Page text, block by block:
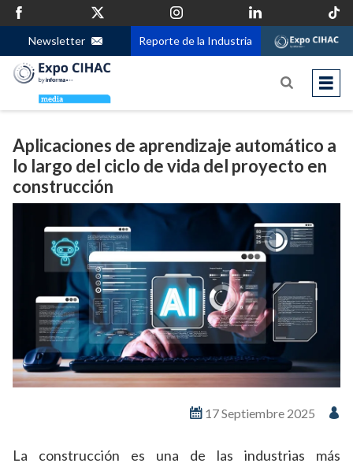
Newsletter Reporte de la Industria
Aplicaciones de aprendizaje automático a
lo largo del ciclo de vida del proyecto en
construcción
17 Septiembre 2025
La construcción es una de las industrias más